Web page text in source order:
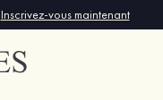
Inscrivez-vous maintenant